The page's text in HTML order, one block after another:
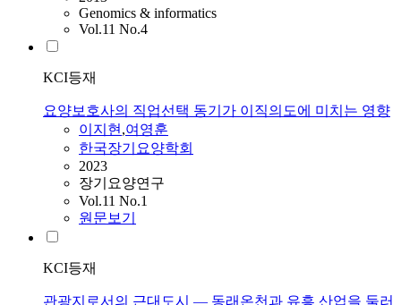
Genomics & informatics
Vol.11 No.4
KCI등재
요양보호사의 직업선택 동기가 이직의도에 미치는 영향
이지현,여영훈
한국장기요양학회
2023
장기요양연구
Vol.11 No.1
원문보기
KCI등재
관광지로서의 근대도시 — 동래온천과 유흥 산업을 둘러